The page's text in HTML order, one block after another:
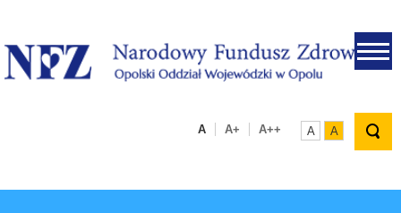
.
A A+ A++ A A